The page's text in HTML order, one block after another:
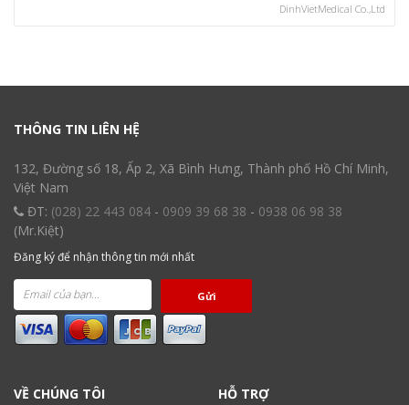
DinhVietMedical Co.,Ltd
THÔNG TIN LIÊN HỆ
132, Đường số 18, Ấp 2, Xã Bình Hưng, Thành phố Hồ Chí Minh,
Việt Nam
ĐT: (028) 22 443 084 - 0909 39 68 38 - 0938 06 98 38
(Mr.Kiệt)
Đăng ký để nhận thông tin mới nhất
Gửi
VỀ CHÚNG TÔI HỖ TRỢ